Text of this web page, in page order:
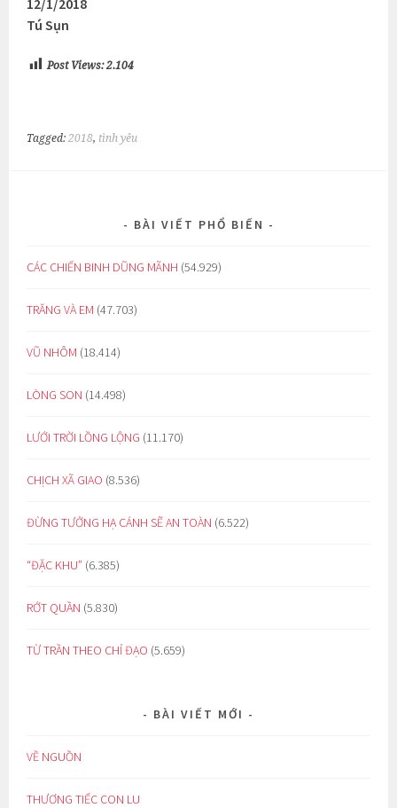
12/1/2018
Tú Sụn
Post Views: 2.104
Tagged:2018, tình yêu
BÀI VIẾT PHỔ BIẾN
CÁC CHIẾN BINH DŨNG MÃNH (54.929)
TRĂNG VÀ EM (47.703)
VŨ NHÔM (18.414)
LÒNG SON (14.498)
LƯỚI TRỜI LỒNG LỘNG (11.170)
CHỊCH XÃ GIAO (8.536)
ĐỪNG TƯỞNG HẠ CÁNH SẼ AN TOÀN (6.522)
“ĐẶC KHU” (6.385)
RỚT QUẦN (5.830)
TỪ TRẦN THEO CHỈ ĐẠO (5.659)
BÀI VIẾT MỚI
VỀ NGUỒN
THƯƠNG TIẾC CON LU